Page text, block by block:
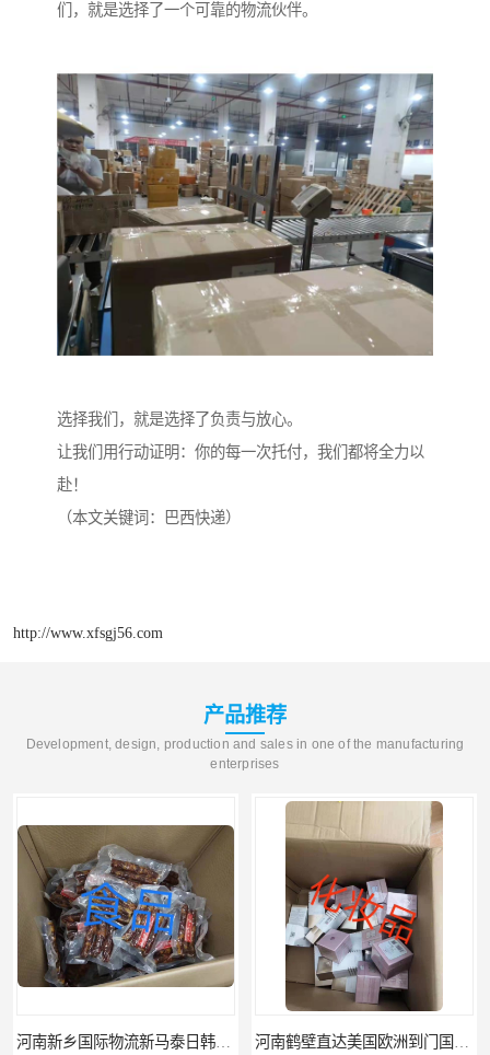
们，就是选择了一个可靠的物流伙伴。
选择我们，就是选择了负责与放心。
让我们用行动证明：你的每一次托付，我们都将全力以
赴！
（本文关键词：巴西快递）
http://www.xfsgj56.com
产品推荐
Development, design, production and sales in one of the manufacturing
enterprises